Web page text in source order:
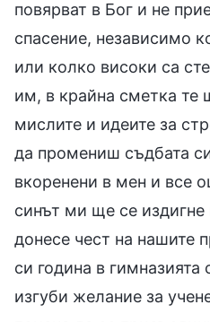
повярват в Бог и не
спасение, независимо
или колко високи са
им, в крайна сметка те
мислите и идеите за
да промениш съдбата
вкоренени в мен и все
синът ми ще се
донесе чест на нашите
си година в
изгуби желание за